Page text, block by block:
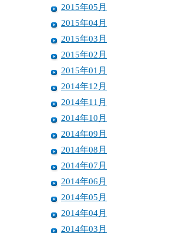
2015年05月
2015年04月
2015年03月
2015年02月
2015年01月
2014年12月
2014年11月
2014年10月
2014年09月
2014年08月
2014年07月
2014年06月
2014年05月
2014年04月
2014年03月